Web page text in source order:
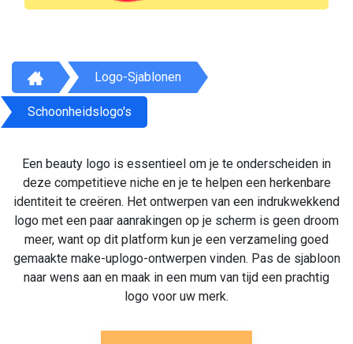
Logo-Sjablonen
Schoonheidslogo's
Een beauty logo is essentieel om je te onderscheiden in
deze competitieve niche en je te helpen een herkenbare
identiteit te creëren. Het ontwerpen van een indrukwekkend
logo met een paar aanrakingen op je scherm is geen droom
meer, want op dit platform kun je een verzameling goed
gemaakte make-uplogo-ontwerpen vinden. Pas de sjabloon
naar wens aan en maak in een mum van tijd een prachtig
logo voor uw merk.